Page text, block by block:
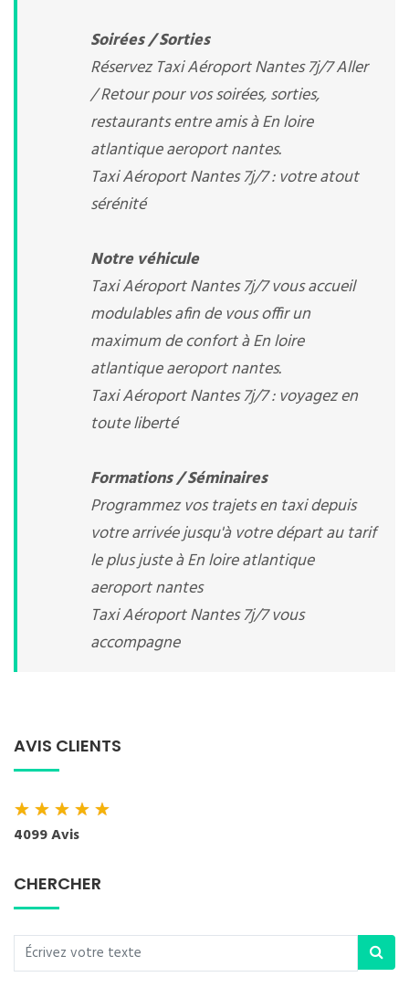
Soirées / Sorties
Réservez Taxi Aéroport Nantes 7j/7 Aller
/ Retour pour vos soirées, sorties,
restaurants entre amis à En loire
atlantique aeroport nantes.
Taxi Aéroport Nantes 7j/7 : votre atout
sérénité
Notre véhicule
Taxi Aéroport Nantes 7j/7 vous accueil
modulables afin de vous offir un
maximum de confort à En loire
atlantique aeroport nantes.
Taxi Aéroport Nantes 7j/7 : voyagez en
toute liberté
Formations / Séminaires
Programmez vos trajets en taxi depuis
votre arrivée jusqu'à votre départ au tarif
le plus juste à En loire atlantique
aeroport nantes
Taxi Aéroport Nantes 7j/7 vous
accompagne
AVIS CLIENTS
★★★★★
4099 Avis
CHERCHER